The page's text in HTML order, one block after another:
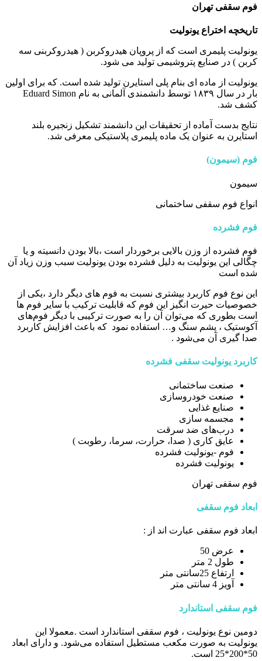
فوم سقفی تهران
تاریخچه اختراع یونولیت
یونولیت پلیمری است که از پروپان هیدروکربن ( هیدروکربنی سه
کربن ) در صنایع پتروشیمی تولید می شود.
یونولیت از ماده ای بنام پلی استایرن تولید شده است. که برای اولین
بار در سال ۱۸۳۹ توسط دانشمندی آلمانی به نام Eduard Simon
کشف شد.
نتایج بدست آماده از تحقیقات این دانشمند تشکیل زنجیره بلند
استایرن به عنوان یک ماده پلیمری پلاستیکی معرفی شد.
فوم (سیمون)
سیمون
انواع فوم سقفی ساختمانی
فوم فشرده
فوم فشرده از وزن بالایی برخوردار است ،بالا بودن دانسیته و یا
چگالی این یونولیت به دلیل فشرده بودن یونولیت سبب وزن زیاد آن
شده است
این نوع فوم کاربرد بیشتری نسبت به فوم های دیگر دارد ،یکی از
خصوصیات حیرت انگیز این فوم که قابلیت ترکیب با سایر فوم ها
است بطوری که می‌توان آن را به صورت ترکیبی با دیگر فوم‌های
آکوستیک ، پشم سنگ و… استفاده نمود که باعث افزایش کاربرد
صدا گیری آن می‌شود .
کاربرد یونولیت سقفی فشرده
صنعت ساختمانی
صنعت خودروسازی
صنایع غذایی
مجسمه سازی
درب‌های ضد سرقت
عایق کاری ( صدا، حرارت، سرما، رطوبت )
فوم -یونولیت فشرده
یونولیت فشرده
فوم سقفی تهران
ابعاد فوم سقفی
ابعاد فوم سقفی عبارت اند از :
عرض 50
طول 2 متر
ارتفاع 25سانتی متر
آویز 4 سانتی متر
فوم سقفی استاندارد
دومین نوع یونولیت ، فوم سقفی استاندارد است .معمولا این
یونولیت به صورت مکعب مستطیل استفاده می‌شود. و دارای ابعاد
50*200*25 است.